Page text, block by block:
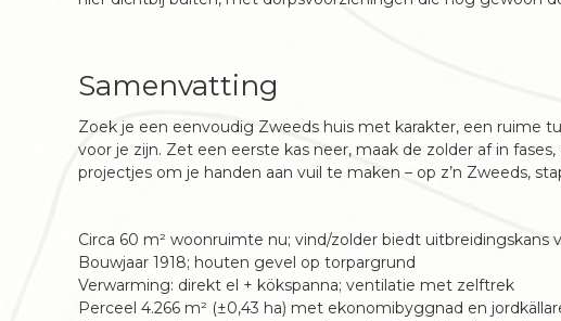
Samenvatting
Zoek je een eenvoudig Zweeds huis met karakter, een ruime
voor je zijn. Zet een eerste kas neer, maak de zolder af in
projectjes om je handen aan vuil te maken – op z’n Zweeds,
Circa 60 m² woonruimte nu; vind/zolder biedt uitbreidingskans
Bouwjaar 1918; houten gevel op torpargrund
Verwarming: direkt el + kökspanna; ventilatie met zelftrek
Perceel 4.266 m² (±0,43 ha) met ekonomibyggnad en